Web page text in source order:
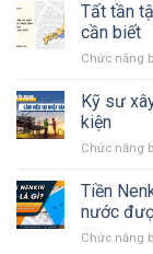
Tất tần
cần biết
Chức năng
Kỹ sư
kiện
Chức năng
Tiền
nước
Chức năng